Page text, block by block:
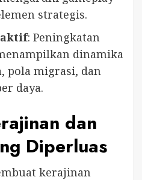
strategis.
: Peningkatan
dinamika
pola migrasi, dan
daya.
dan
Diperluas
kerajinan